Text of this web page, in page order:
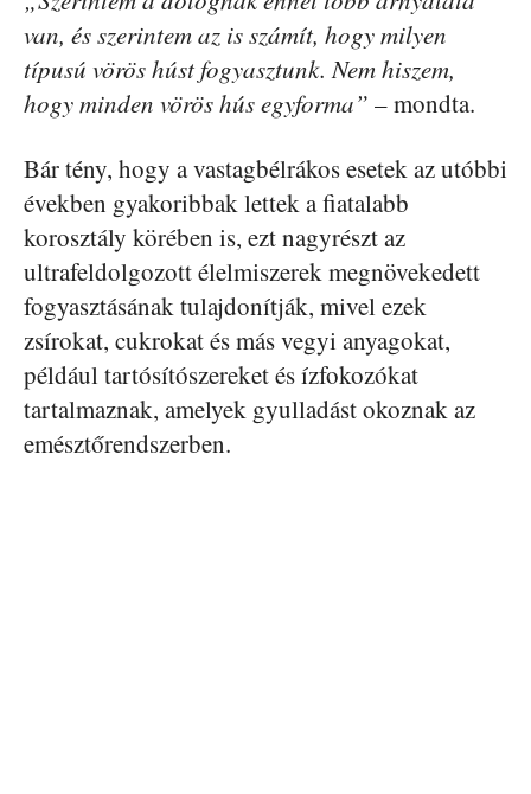
van, és szerintem az is számít, hogy milyen
típusú vörös húst fogyasztunk. Nem hiszem,
hogy minden vörös hús egyforma” – mondta.
Bár tény, hogy a vastagbélrákos esetek az utóbbi
években gyakoribbak lettek a fiatalabb
korosztály körében is, ezt nagyrészt az
ultrafeldolgozott élelmiszerek megnövekedett
fogyasztásának tulajdonítják, mivel ezek
zsírokat, cukrokat és más vegyi anyagokat,
például tartósítószereket és ízfokozókat
tartalmaznak, amelyek gyulladást okoznak az
emésztőrendszerben.